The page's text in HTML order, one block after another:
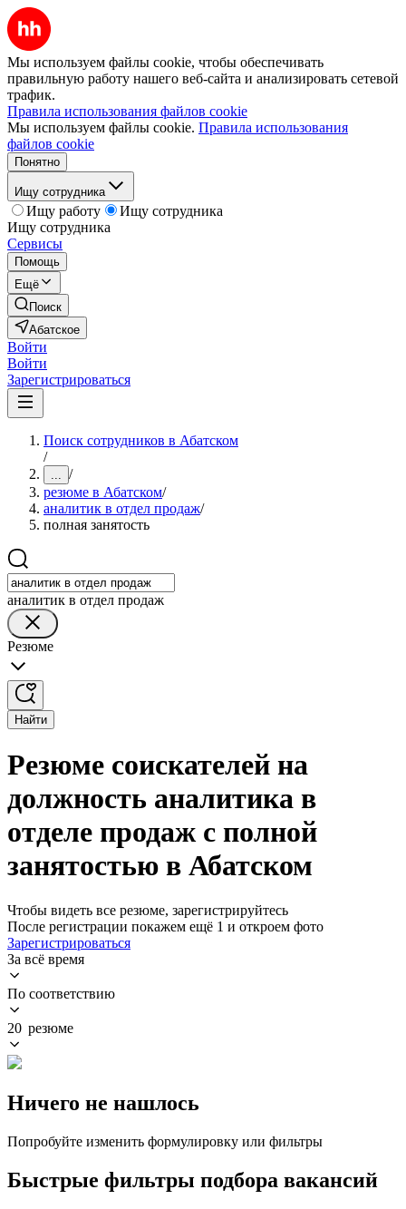
Мы используем файлы cookie, чтобы обеспечивать
правильную работу нашего веб-сайта и анализировать сетевой
трафик.
Правила использования файлов cookie
Мы используем файлы cookie. Правила использования
файлов cookie
Понятно
Ищу сотрудника
Ищу работу
Ищу сотрудника
Ищу сотрудника
Сервисы
Помощь
Ещё
Поиск
Абатское
Войти
Войти
Зарегистрироваться
Поиск сотрудников в Абатском
/
... /
резюме в Абатском/
аналитик в отдел продаж/
полная занятость
аналитик в отдел продаж
Резюме
Найти
Резюме соискателей на
должность аналитика в
отделе продаж с полной
занятостью в Абатском
Чтобы видеть все резюме, зарегистрируйтесь
После регистрации покажем ещё 1 и откроем фото
Зарегистрироваться
За всё время
По соответствию
20 резюме
Ничего не нашлось
Попробуйте изменить формулировку или фильтры
Быстрые фильтры подбора вакансий